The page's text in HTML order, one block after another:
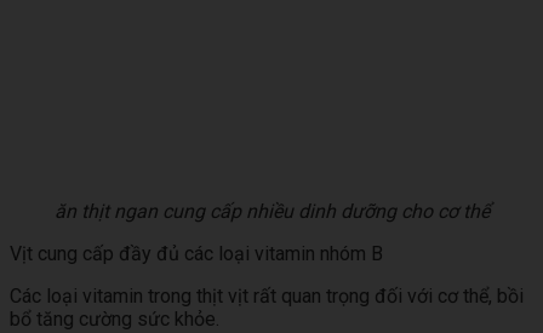
ăn thịt ngan cung cấp nhiều dinh dưỡng cho cơ thể
Vịt cung cấp đầy đủ các loại vitamin nhóm B
Các loại vitamin trong thịt vịt rất quan trọng đối với cơ thể, bồi
bổ tăng cường sức khỏe.